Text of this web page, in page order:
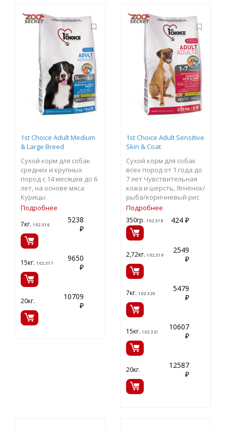
1st Choice Adult Medium
& Large Breed
Сухой корм для собак
средних и крупных
пород с 14 месяцев до 6
лет, на основе мяса
Курицы
Подробнее
7кг. 102.316
5238
₽
15кг. 102.317
9650
₽
20кг.
10709
₽
1st Choice Adult Sensitive
Skin & Coat
Сухой корм для собак
всех пород от 1 года до
7 лет Чувствительная
кожа и шерсть, Ягнёнок/
рыба/коричневый рис
Подробнее
350гр. 102.318 424 ₽
2,72кг. 102.319
2549
₽
7кг. 102.320
5479
₽
15кг. 102.321
10607
₽
20кг.
12587
₽